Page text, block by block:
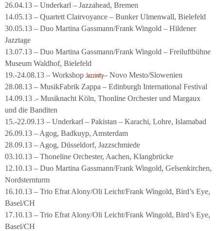
26.04.13 – Underkarl – Jazzahead, Bremen
14.05.13 – Quartett Clairvoyance – Bunker Ulmenwall, Bielefeld
30.05.13 – Duo Martina Gassmann/Frank Wingold – Hildener
Jazztage
13.07.13 – Duo Martina Gassmann/Frank Wingold – Freiluftbühne
Museum Waldhof, Bielefeld
19.-24.08.13 – Workshop Jazzinity– Novo Mesto/Slowenien
28.08.13 – MusikFabrik Zappa – Edinburgh International Festival
14.09.13 .- Musiknacht Köln, Thonline Orchester und Margaux
und die Banditen
15.-22.09.13 – Underkarl – Pakistan – Karachi, Lohre, Islamabad
26.09.13 – Agog, Badkuyp, Amsterdam
28.09.13 – Agog, Düsseldorf, Jazzschmiede
03.10.13 – Thoneline Orchester, Aachen, Klangbrücke
12.10.13 – Duo Martina Gassmann/Frank Wingold, Gelsenkirchen,
Nordsternturm
16.10.13 – Trio Efrat Alony/Oli Leicht/Frank Wingold, Bird’s Eye,
Basel/CH
17.10.13 – Trio Efrat Alony/Oli Leicht/Frank Wingold, Bird’s Eye,
Basel/CH